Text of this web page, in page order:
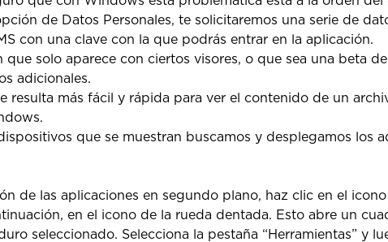
de Datos Personales, te solicitaremos una serie de
con una clave con la que podrás entrar en la aplicación.
que solo aparece con ciertos visores, o que sea una beta
adicionales.
resulta más fácil y rápida para ver el contenido de un
que se muestran buscamos y desplegamos los
de las aplicaciones en segundo plano, haz clic en el
en el icono de la rueda dentada. Esto abre un
seleccionado. Selecciona la pestaña “Herramientas” y